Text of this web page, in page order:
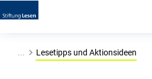
... Lesetipps und Aktionsideen